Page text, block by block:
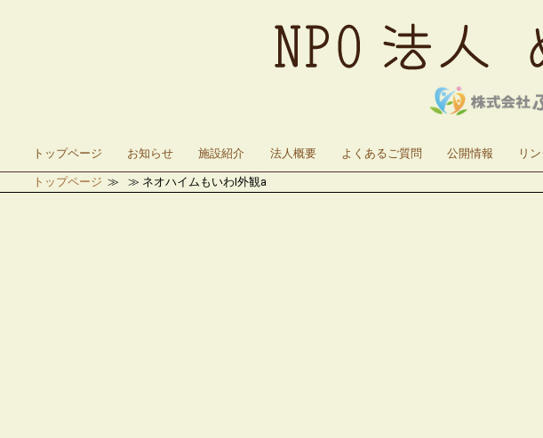
トップページ お知らせ 施設紹介 法人概要 よくあるご質問 公開情報 リン
トップページ ネオハイムもいわⅠ外観a